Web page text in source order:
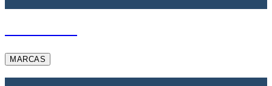
MARCAS